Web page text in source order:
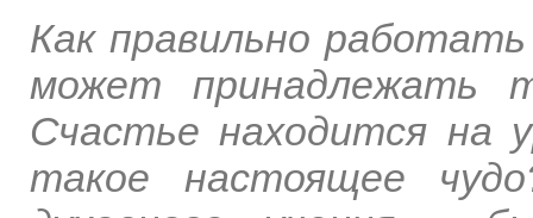
Как правильно
может
Счастье находится на
такое настоящее